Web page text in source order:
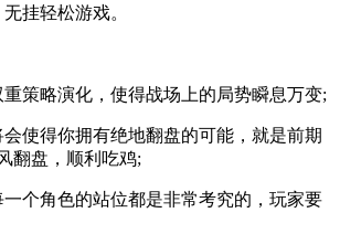
挂轻松游戏。
策略演化，使得战场上的局势瞬息万变;
使得你拥有绝地翻盘的可能，就是前期
翻盘，顺利吃鸡;
个角色的站位都是非常考究的，玩家要